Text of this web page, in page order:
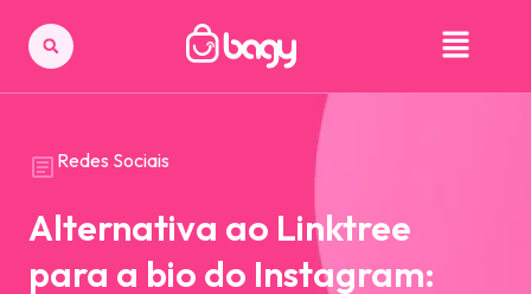
Redes Sociais
Alternativa ao Linktree
para a bio do Instagram: